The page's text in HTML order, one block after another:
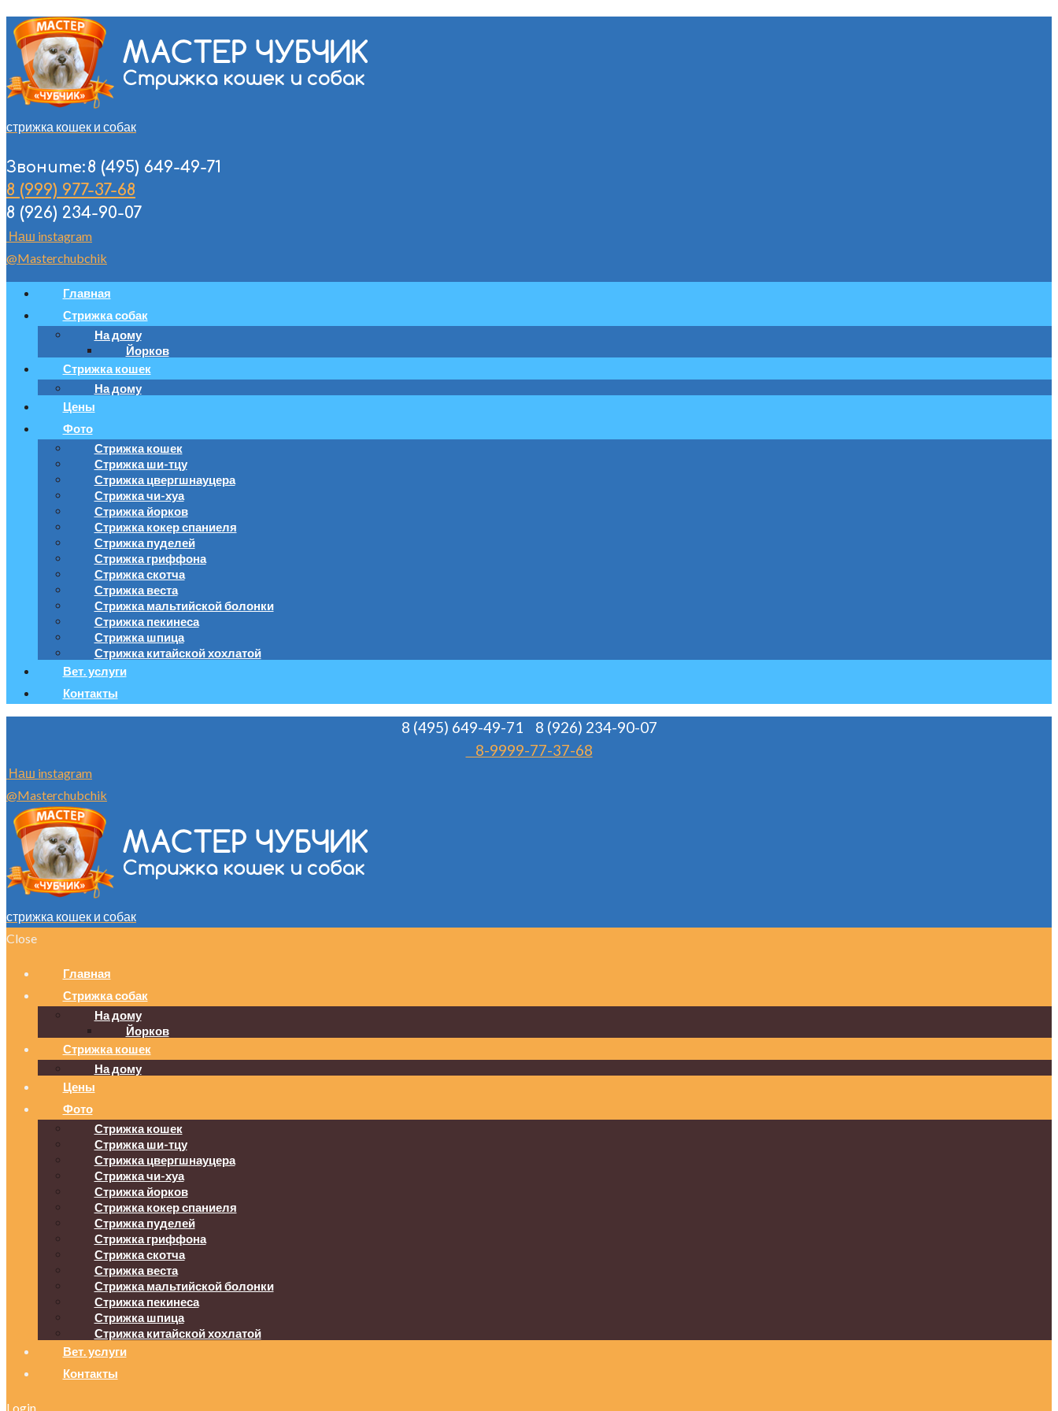
стрижка кошек и собак
Звоните:8 (495) 649-49-71
8 (999) 977-37-68
8 (926) 234-90-07
Наш instagram
@Masterchubchik
Главная
Стрижка собак
На дому
Йорков
Стрижка кошек
На дому
Цены
Фото
Стрижка кошек
Стрижка ши-тцу
Стрижка цвергшнауцера
Стрижка чи-хуа
Стрижка йорков
Стрижка кокер спаниеля
Стрижка пуделей
Стрижка гриффона
Стрижка скотча
Стрижка веста
Стрижка мальтийской болонки
Стрижка пекинеса
Стрижка шпица
Стрижка китайской хохлатой
Вет. услуги
Контакты
8 (495) 649-49-71
8 (926) 234-90-07
8-9999-77-37-68
Наш instagram
@Masterchubchik
стрижка кошек и собак
Close
Главная
Стрижка собак
На дому
Йорков
Стрижка кошек
На дому
Цены
Фото
Стрижка кошек
Стрижка ши-тцу
Стрижка цвергшнауцера
Стрижка чи-хуа
Стрижка йорков
Стрижка кокер спаниеля
Стрижка пуделей
Стрижка гриффона
Стрижка скотча
Стрижка веста
Стрижка мальтийской болонки
Стрижка пекинеса
Стрижка шпица
Стрижка китайской хохлатой
Вет. услуги
Контакты
Login